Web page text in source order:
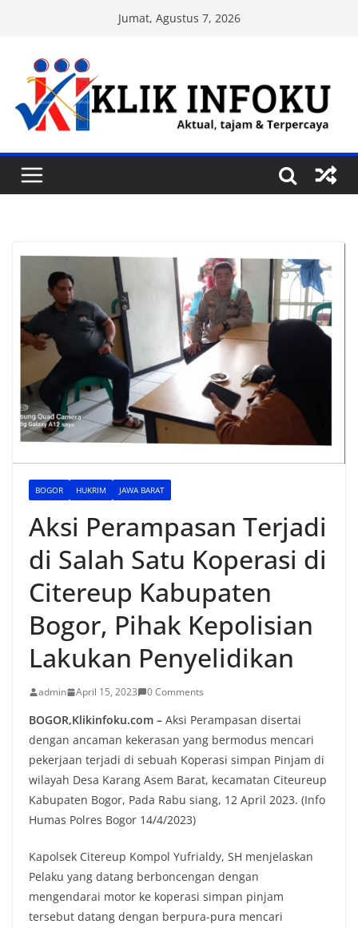
content
Jumat, Agustus 7, 2026
BOGOR HUKRIM JAWA BARAT
Aksi Perampasan Terjadi
di Salah Satu Koperasi di
Citereup Kabupaten
Bogor, Pihak Kepolisian
Lakukan Penyelidikan
admin April 15, 2023 0 Comments
BOGOR,Klikinfoku.com – Aksi Perampasan disertai
dengan ancaman kekerasan yang bermodus mencari
pekerjaan terjadi di sebuah Koperasi simpan Pinjam di
wilayah Desa Karang Asem Barat, kecamatan Citeureup
Kabupaten Bogor, Pada Rabu siang, 12 April 2023. (Info
Humas Polres Bogor 14/4/2023)
Kapolsek Citereup Kompol Yufrialdy, SH menjelaskan
Pelaku yang datang berboncengan dengan
mengendarai motor ke koperasi simpan pinjam
tersebut datang dengan berpura-pura mencari